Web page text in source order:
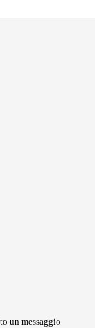
un messaggio